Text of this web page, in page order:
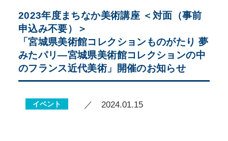
2023年度まちなか美術講座 ＜対面（事前
申込み不要）＞
「宮城県美術館コレクションものがたり 夢
みたパリ―宮城県美術館コレクションの中
のフランス近代美術」開催のお知らせ
イベント ／ 2024.01.15